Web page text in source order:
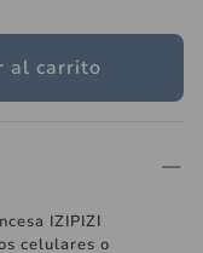
al carrito
IZIPIZI
celulares o